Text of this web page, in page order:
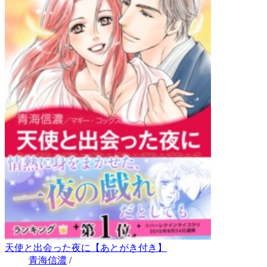
天使と出会った夜に【あとがき付き】
青海信濃 /